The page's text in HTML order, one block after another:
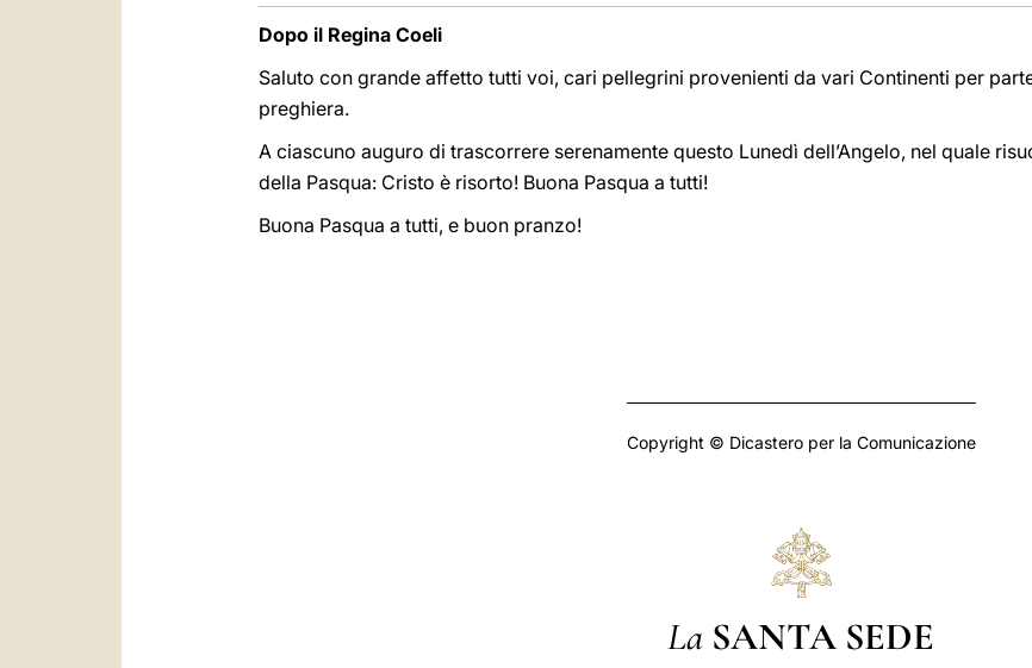
Dopo il Regina Coeli
Saluto con grande affetto tutti voi, cari pellegrini provenienti da vari Continenti per
preghiera.
A ciascuno auguro di trascorrere serenamente questo Lunedì dell’Angelo, nel quale
della Pasqua: Cristo è risorto! Buona Pasqua a tutti!
Buona Pasqua a tutti, e buon pranzo!
Copyright © Dicastero per la Comunicazione
La SANTA SEDE